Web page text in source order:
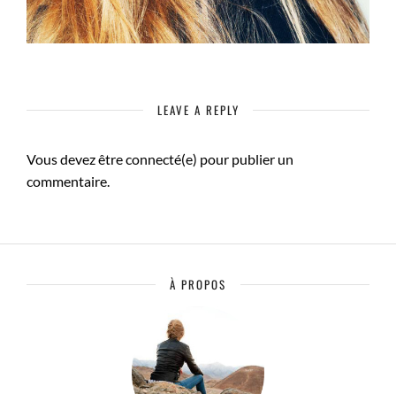
LEAVE A REPLY
Vous devez être connecté(e) pour publier un
commentaire.
À PROPOS